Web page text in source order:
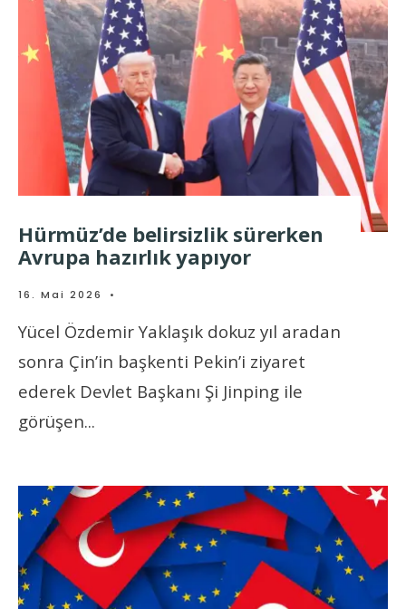
Hürmüz’de belirsizlik sürerken
Avrupa hazırlık yapıyor
16. Mai 2026 •
Yücel Özdemir Yaklaşık dokuz yıl aradan
sonra Çin’in başkenti Pekin’i ziyaret
ederek Devlet Başkanı Şi Jinping ile
görüşen...